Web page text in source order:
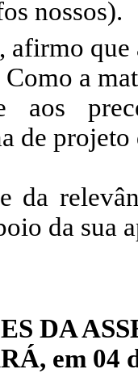
nossos).
a
a
aos
de
da
da sua
DA
em 04